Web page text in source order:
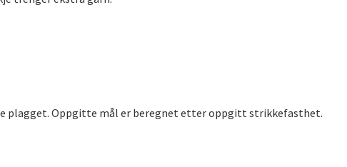
plagget. Oppgitte mål er beregnet etter oppgitt strikkefasthet.